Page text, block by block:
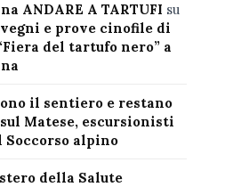
ANDARE A TARTUFI su
e prove cinofile di
del tartufo nero” a
il sentiero e restano
Matese, escursionisti
alpino
della Salute